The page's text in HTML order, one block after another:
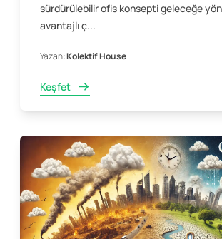
sürdürülebilir ofis konsepti geleceğe
avantajlı ç...
Yazan:Kolektif House
Keşfet